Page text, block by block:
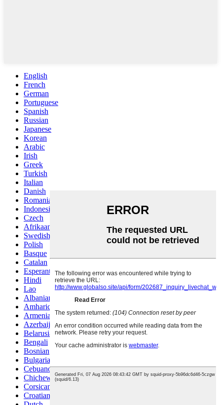
English
French
German
Portuguese
Spanish
Russian
Japanese
Korean
Arabic
Irish
Greek
Turkish
Italian
Danish
Romanian
Indonesian
Czech
Afrikaans
Swedish
Polish
Basque
Catalan
Esperanto
Hindi
Lao
Albanian
Amharic
Armenian
Azerbaijani
Belarusian
Bengali
Bosnian
Bulgarian
Cebuano
Chichewa
Corsican
Croatian